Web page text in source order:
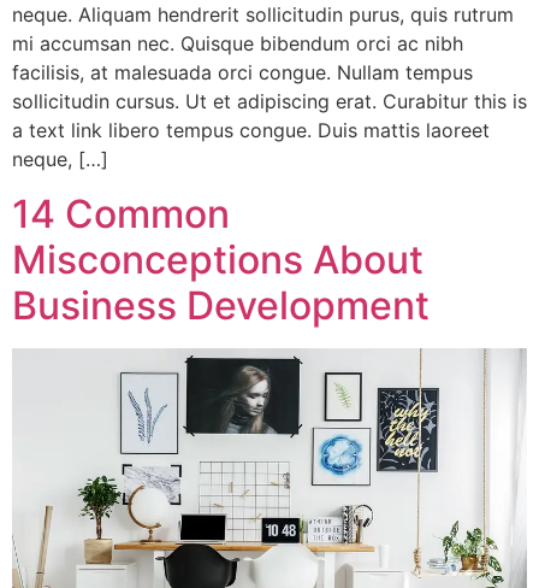
neque. Aliquam hendrerit sollicitudin purus, quis rutrum
mi accumsan nec. Quisque bibendum orci ac nibh
facilisis, at malesuada orci congue. Nullam tempus
sollicitudin cursus. Ut et adipiscing erat. Curabitur this is
a text link libero tempus congue. Duis mattis laoreet
neque, […]
14 Common
Misconceptions About
Business Development